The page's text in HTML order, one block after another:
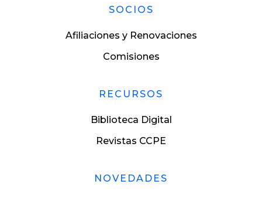
SOCIOS
Afiliaciones y Renovaciones
Comisiones
RECURSOS
Biblioteca Digital
Revistas CCPE
NOVEDADES